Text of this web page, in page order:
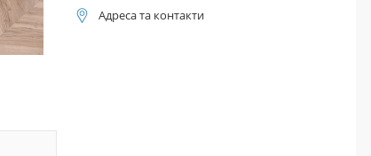
Адреса та контакти